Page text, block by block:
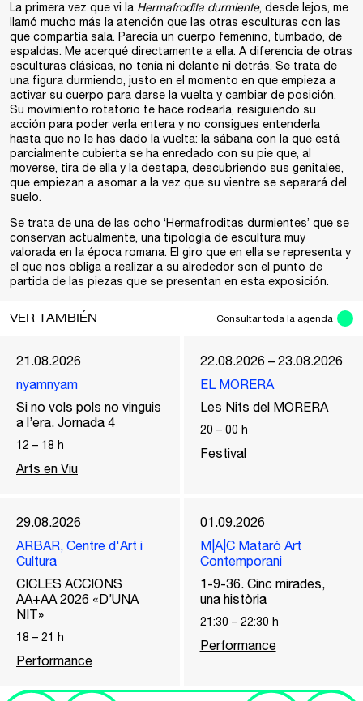
La primera vez que vi la Hermafrodita durmiente, desde lejos, me
llamó mucho más la atención que las otras esculturas con las
que compartía sala. Parecía un cuerpo femenino, tumbado, de
espaldas. Me acerqué directamente a ella. A diferencia de otras
esculturas clásicas, no tenía ni delante ni detrás. Se trata de
una figura durmiendo, justo en el momento en que empieza a
activar su cuerpo para darse la vuelta y cambiar de posición.
Su movimiento rotatorio te hace rodearla, resiguiendo su
acción para poder verla entera y no consigues entenderla
hasta que no le has dado la vuelta: la sábana con la que está
parcialmente cubierta se ha enredado con su pie que, al
moverse, tira de ella y la destapa, descubriendo sus genitales,
que empiezan a asomar a la vez que su vientre se separará del
suelo.
Se trata de una de las ocho ‘Hermafroditas durmientes’ que se
conservan actualmente, una tipología de escultura muy
valorada en la época romana. El giro que en ella se representa y
el que nos obliga a realizar a su alrededor son el punto de
partida de las piezas que se presentan en esta exposición.
VER TAMBIÉN Consultar toda la agenda
21.08.2026
nyamnyam
Si no vols pols no vinguis
a l’era. Jornada 4
12 – 18 h
Arts en Viu
22.08.2026 – 23.08.2026
EL MORERA
Les Nits del MORERA
20 – 00 h
Festival
29.08.2026
ARBAR, Centre d'Art i
Cultura
CICLES ACCIONS
AA+AA 2026 «D’UNA
NIT»
18 – 21 h
Performance
01.09.2026
M|A|C Mataró Art
Contemporani
1-9-36. Cinc mirades,
una història
21:30 – 22:30 h
Performance